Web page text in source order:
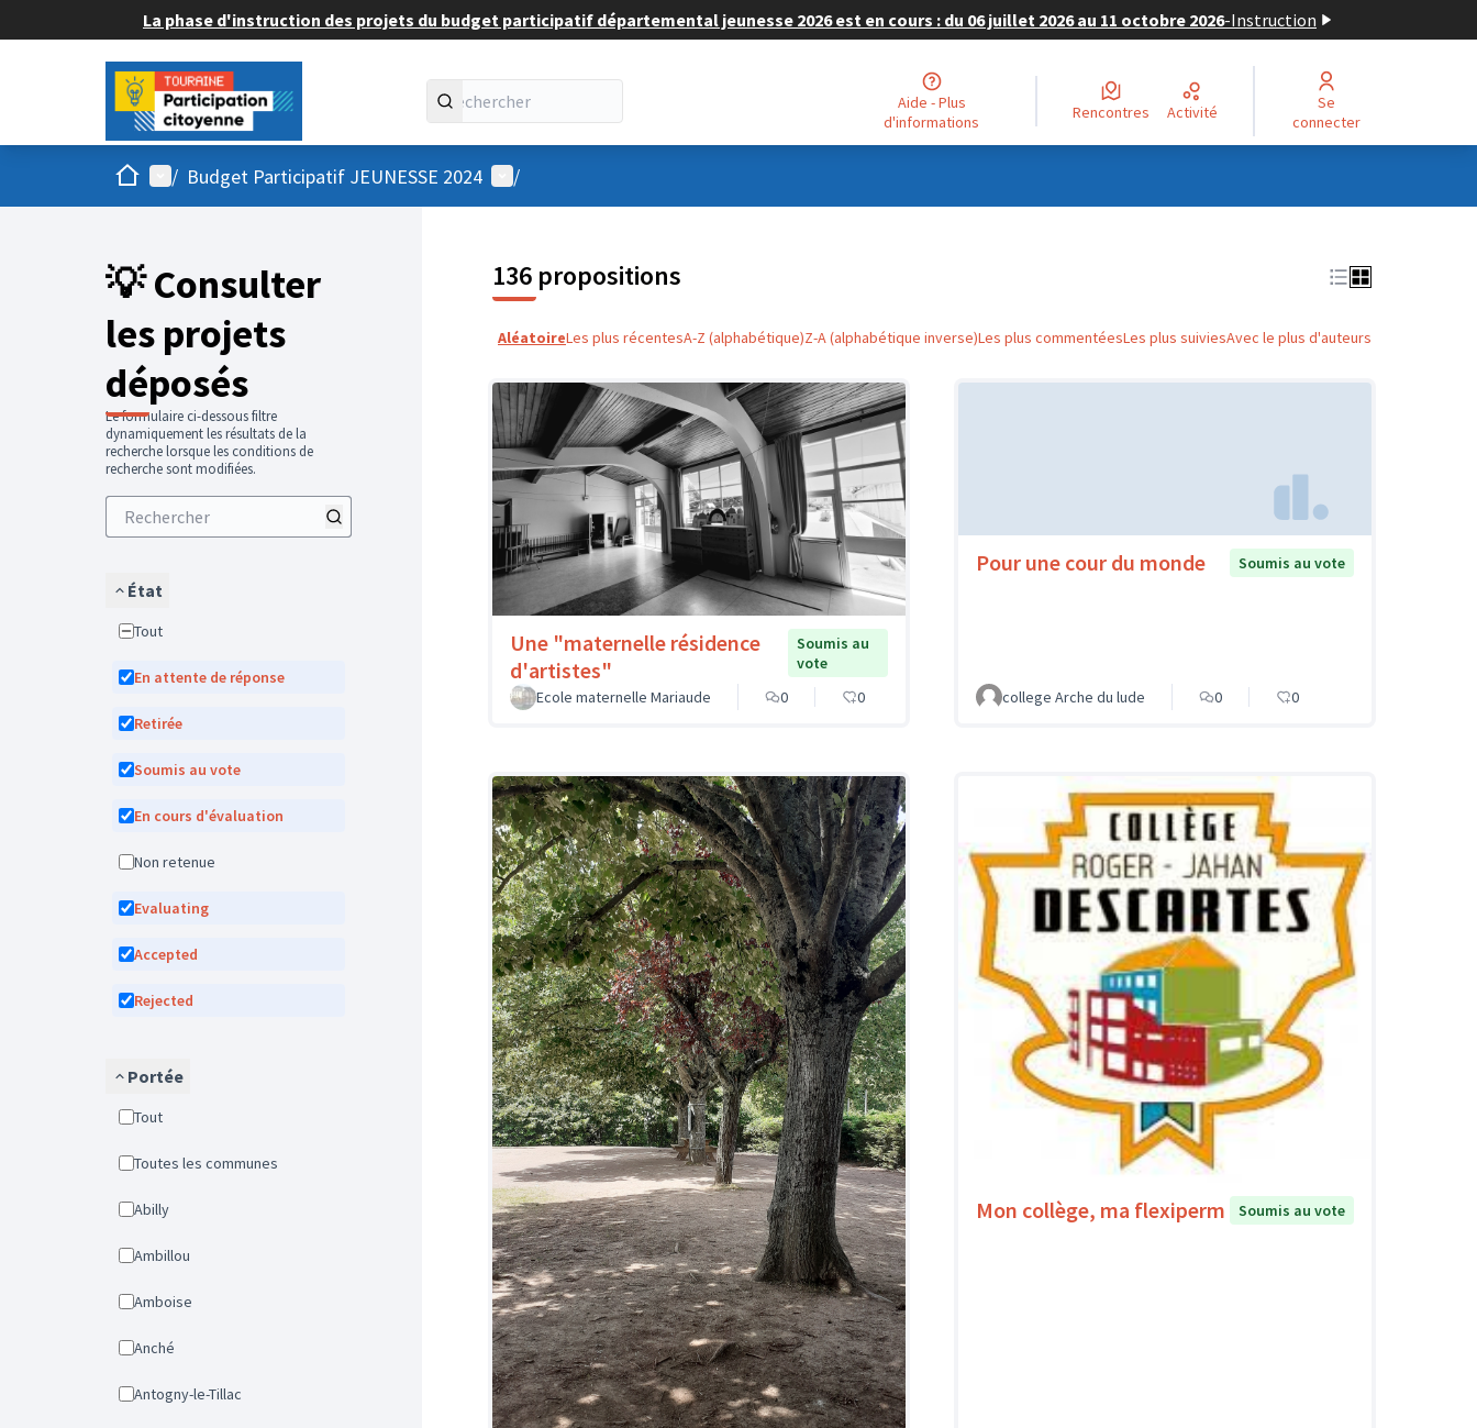
La phase d'instruction des projets du budget participatif départemental jeunesse 2026 est en cours : du 06 juillet 2026 au 11 octobre 2026-Instruction
Aide - Plus
d'informations
Rencontres Activité
Se
connecter
AccueilMenu principal
/ Budget Participatif JEUNESSE 2024 Menu utilisateur
/
💡 Consulter
les projets
déposés
Le formulaire ci-dessous filtre
dynamiquement les résultats de la
recherche lorsque les conditions de
recherche sont modifiées.
État
Tout
En attente de réponse
Retirée
Soumis au vote
En cours d'évaluation
Non retenue
Evaluating
Accepted
Rejected
Portée
Tout
Toutes les communes
Abilly
Ambillou
Amboise
Anché
Antogny-le-Tillac
136 propositions
AléatoireLes plus récentesA-Z (alphabétique)Z-A (alphabétique inverse)Les plus commentéesLes plus suiviesAvec le plus d'auteurs
Une "maternelle résidence
d'artistes"
Soumis au
vote
Ecole maternelle Mariaude
0 0
Pour une cour du monde Soumis au vote
college Arche du lude 0 0
Mon collège, ma flexiperm Soumis au vote